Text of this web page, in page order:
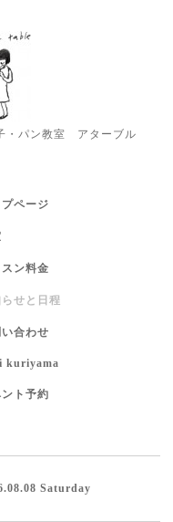
・パン教室 アターブル
プページ
スン料金
せと日程
合わせ
kuriyama
ト予約
Saturday